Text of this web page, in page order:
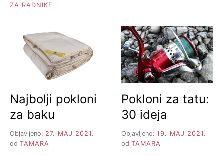
ZA RADNIKE
Najbolji pokloni
za baku
Objavljeno: 27. MAJ 2021.
od TAMARA
Pokloni za tatu:
30 ideja
Objavljeno: 19. MAJ 2021.
od TAMARA